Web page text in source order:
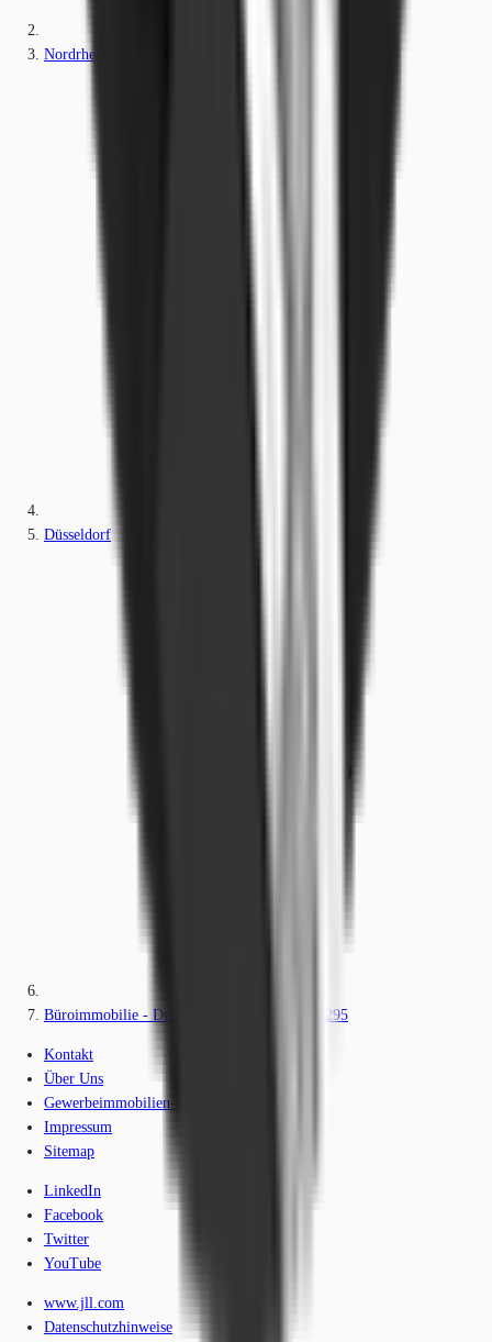
Nordrhein-Westfalen
Düsseldorf
Büroimmobilie - Düsseldorf, Stadtmitte - D3295
Kontakt
Über Uns
Gewerbeimmobilien-Lexikon
Impressum
Sitemap
LinkedIn
Facebook
Twitter
YouTube
www.jll.com
Datenschutzhinweise